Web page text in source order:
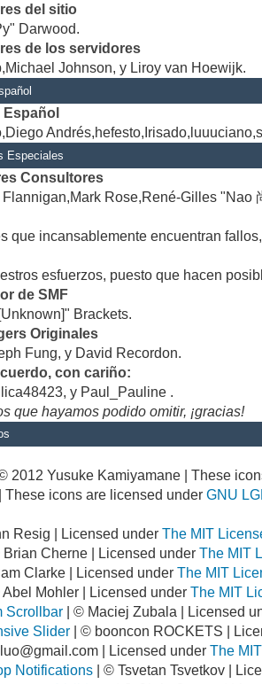
del sitio
Darwood.
de los servidores
Johnson, y Liroy van Hoewijk.
Especiales
Consultores
Flannigan,Mark Rose,René-Gilles "Nao
que incansablemente encuentran
esfuerzos, puesto que hacen
de SMF
Brackets.
Originales
Fung, y David Recordon.
con cariño:
y Paul_Pauline .
que hayamos podido omitir, ¡gracias!
2012 Yusuke Kamiyamane | These
| These icons are licensed underGNU
Resig | Licensed underThe MIT
Cherne | Licensed underThe MIT
Clarke | Licensed underThe MIT
Abel Mohler | Licensed underThe MIT
Scrollbar | © Maciej Zubala | Licensed
Slider | © booncon ROCKETS |
| Licensed underThe
Notifications | © Tsvetan Tsvetkov |